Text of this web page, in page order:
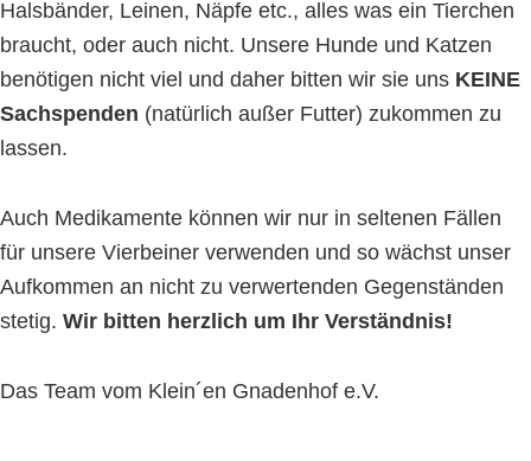
Halsbänder, Leinen, Näpfe etc., alles was ein Tierchen
braucht, oder auch nicht. Unsere Hunde und Katzen
benötigen nicht viel und daher bitten wir sie uns KEINE
Sachspenden (natürlich außer Futter) zukommen zu
lassen.
Auch Medikamente können wir nur in seltenen Fällen
für unsere Vierbeiner verwenden und so wächst unser
Aufkommen an nicht zu verwertenden Gegenständen
stetig. Wir bitten herzlich um Ihr Verständnis!
Das Team vom Klein´en Gnadenhof e.V.